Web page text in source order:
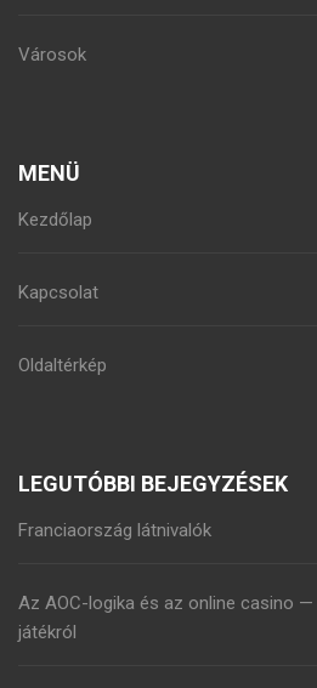
Városok
MENÜ
Kezdőlap
Kapcsolat
Oldaltérkép
LEGUTÓBBI BEJEGYZÉSEK
Franciaország látnivalók
Az AOC-logika és az online casino
játékról